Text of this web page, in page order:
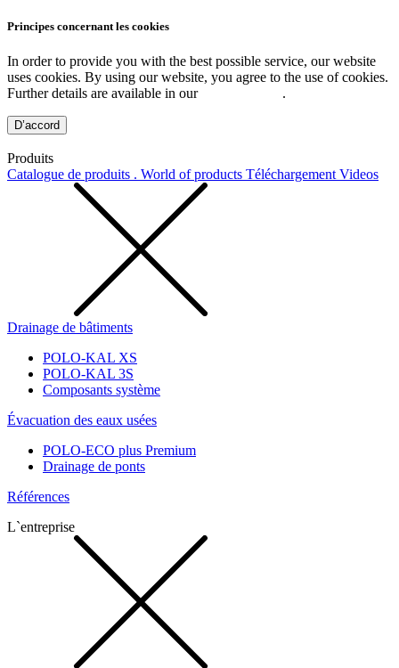
Principes concernant les cookies
In order to provide you with the best possible service, our website
uses cookies. By using our website, you agree to the use of cookies.
Further details are available in our
.
D’accord
Produits
Catalogue de produits . World of products Téléchargement Videos
Drainage de bâtiments
POLO-KAL XS
POLO-KAL 3S
Composants système
Évacuation des eaux usées
POLO-ECO plus Premium
Drainage de ponts
Références
L`entreprise